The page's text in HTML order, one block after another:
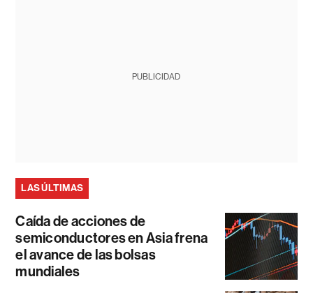
PUBLICIDAD
LAS ÚLTIMAS
Caída de acciones de
semiconductores en Asia frena
el avance de las bolsas
mundiales